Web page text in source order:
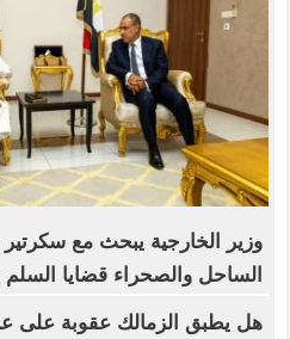
وزير الخارجية يبحث مع
الساحل والصحراء قضايا السلم
هل يطبق الزمالك عقوبة على